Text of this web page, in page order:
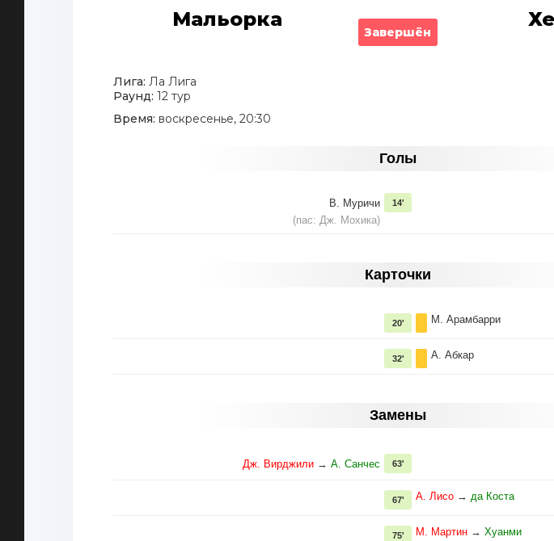
Мальорка
Завершён
Лига: Ла Лига
Раунд: 12 тур
Время: воскресенье, 20:30
Голы
В. Муричи
(пас: Дж. Мохика)
14'
Карточки
М. Арамбарри
20'
А. Абкар
32'
Замены
Дж. Вирджили → А. Санчес 63'
А. Лисо → да Коста
67'
М. Мартин → Хуанми
75'